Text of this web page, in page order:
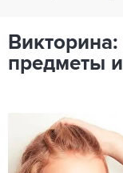
предметы